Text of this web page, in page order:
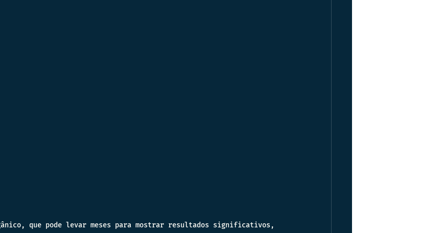
que pode levar meses para mostrar resultados significativos,